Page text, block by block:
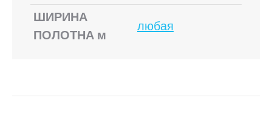
ШИРИНА
ПОЛОТНА м
любая